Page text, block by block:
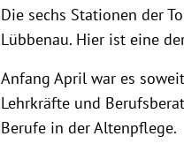
Die sechs Stationen der
Lübbenau. Hier ist eine
Anfang April war es
Lehrkräfte und
Berufe in der Altenpflege.